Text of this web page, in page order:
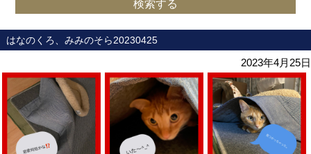
はなのくろ、みみのそら20230425
2023年4月25日